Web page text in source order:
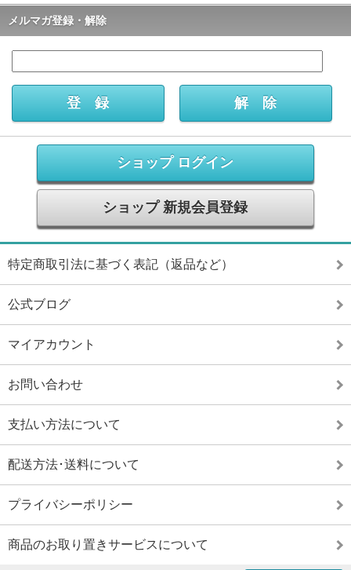
メルマガ登録・解除
ショップ ログイン
ショップ 新規会員登録
特定商取引法に基づく表記（返品など）
公式ブログ
マイアカウント
お問い合わせ
支払い方法について
配送方法･送料について
プライバシーポリシー
商品のお取り置きサービスについて